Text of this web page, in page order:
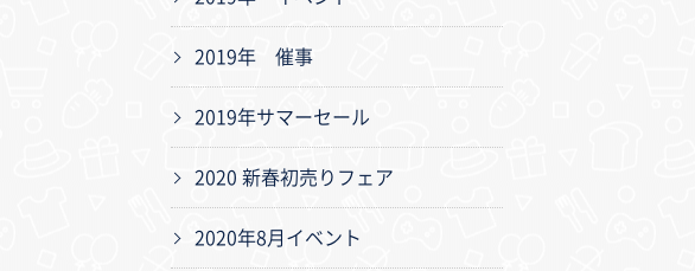
2019年 催事
2019年サマーセール
2020 新春初売りフェア
2020年8月イベント